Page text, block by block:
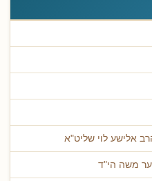
אלישע לוי שליט"א
משה הי"ד